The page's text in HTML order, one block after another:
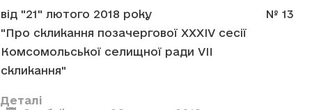
від "21" лютого 2018 року
"Про скликання позачергової XXXIV сесії
Комсомольської селищної ради VII
скликання"
№ 13
Деталі